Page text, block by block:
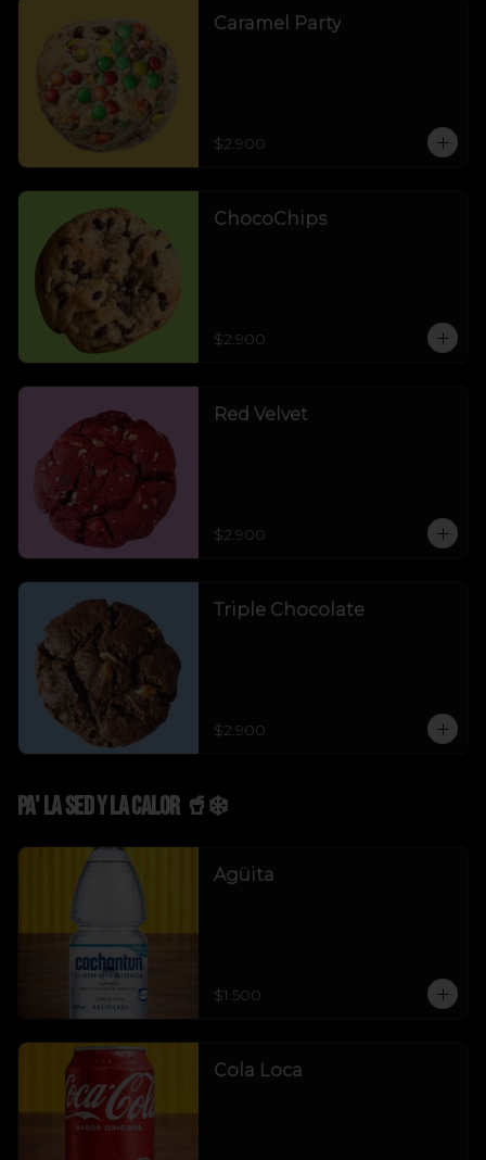
Caramel Party
$2.900
ChocoChips
$2.900
Red Velvet
$2.900
Triple Chocolate
$2.900
Pa' La Sed y La Calor 🥤❄️
Agüita
$1.500
Cola Loca